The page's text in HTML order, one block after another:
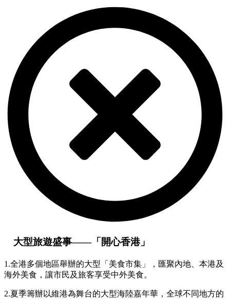
大型旅遊盛事——「開心香港」
1.全港多個地區舉辦的大型「美食市集」，匯聚內地、本港及
海外美食，讓市民及旅客享受中外美食。
2.夏季籌辦以維港為舞台的大型海陸嘉年華，全球不同地方的